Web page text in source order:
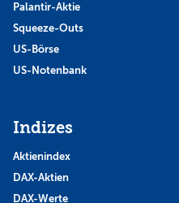
Palantir-Aktie
Squeeze-Outs
US-Börse
US-Notenbank
Indizes
Aktienindex
DAX-Aktien
DAX-Werte